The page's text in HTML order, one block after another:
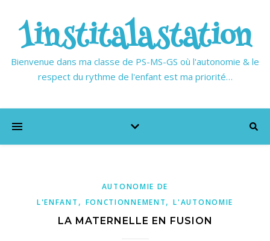
1institalastation
Bienvenue dans ma classe de PS-MS-GS où l'autonomie & le
respect du rythme de l'enfant est ma priorité…
AUTONOMIE DE
L'ENFANT , FONCTIONNEMENT,L'AUTONOMIE
LA MATERNELLE EN FUSION